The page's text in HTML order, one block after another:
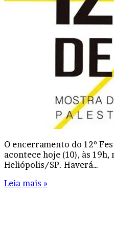
O encerramento do 12º
acontece hoje (10), às
Heliópolis/SP. Haverá…
Leia mais »